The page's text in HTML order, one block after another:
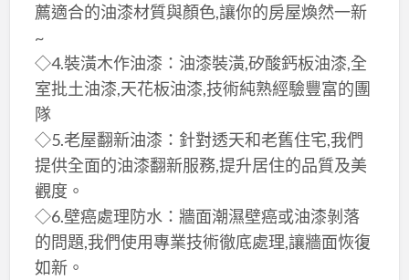
薦適合的油漆材質與顏色,讓你的房屋煥然一新
~
◇4.裝潢木作油漆：油漆裝潢,矽酸鈣板油漆,全
室批土油漆,天花板油漆,技術純熟經驗豐富的團
隊
◇5.老屋翻新油漆：針對透天和老舊住宅,我們
提供全面的油漆翻新服務,提升居住的品質及美
觀度。
◇6.壁癌處理防水：牆面潮濕壁癌或油漆剝落
的問題,我們使用專業技術徹底處理,讓牆面恢復
如新。